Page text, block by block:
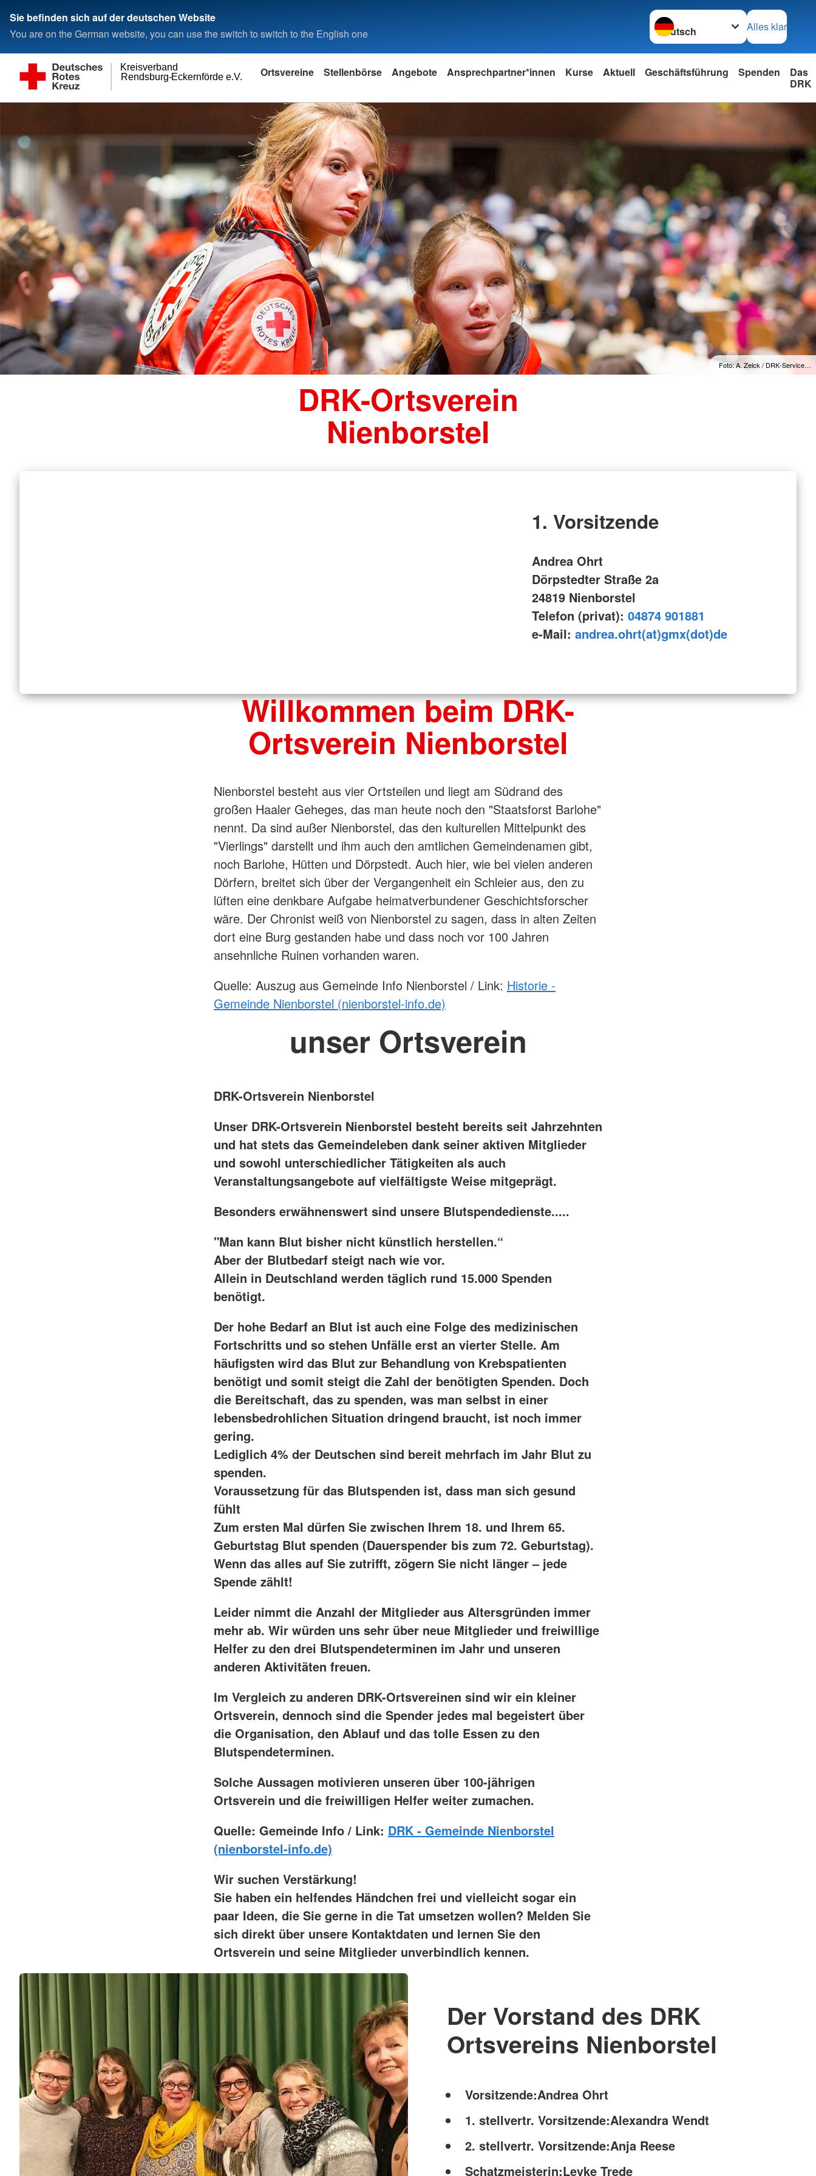
Sie befinden sich auf der deutschen Website
You are on the German website, you can use the switch to switch to the English one
Sprache wechseln zu
Alles klar
Rendsburg-Eckernförde e.V.
Kreisverband Ortsvereine Stellenbörse Angebote Ansprechpartner*innen Kurse Aktuell Geschäftsführung Spenden
Das
DRK
Foto: A. Zelck / DRK-Service…
DRK-Ortsverein
Nienborstel
1. Vorsitzende
Andrea Ohrt
Dörpstedter Straße 2a
24819 Nienborstel
Telefon (privat): 04874 901881
e-Mail: andrea.ohrt(at)gmx(dot)de
Willkommen beim DRK-
Ortsverein Nienborstel
Nienborstel besteht aus vier Ortsteilen und liegt am Südrand des
großen Haaler Geheges, das man heute noch den "Staatsforst Barlohe"
nennt. Da sind außer Nienborstel, das den kulturellen Mittelpunkt des
"Vierlings" darstellt und ihm auch den amtlichen Gemeindenamen gibt,
noch Barlohe, Hütten und Dörpstedt. Auch hier, wie bei vielen anderen
Dörfern, breitet sich über der Vergangenheit ein Schleier aus, den zu
lüften eine denkbare Aufgabe heimatverbundener Geschichtsforscher
wäre. Der Chronist weiß von Nienborstel zu sagen, dass in alten Zeiten
dort eine Burg gestanden habe und dass noch vor 100 Jahren
ansehnliche Ruinen vorhanden waren.
Quelle: Auszug aus Gemeinde Info Nienborstel / Link: Historie -
Gemeinde Nienborstel (nienborstel-info.de)
unser Ortsverein
DRK-Ortsverein Nienborstel
Unser DRK-Ortsverein Nienborstel besteht bereits seit Jahrzehnten
und hat stets das Gemeindeleben dank seiner aktiven Mitglieder
und sowohl unterschiedlicher Tätigkeiten als auch
Veranstaltungsangebote auf vielfältigste Weise mitgeprägt.
Besonders erwähnenswert sind unsere Blutspendedienste.....
"Man kann Blut bisher nicht künstlich herstellen.“
Aber der Blutbedarf steigt nach wie vor.
Allein in Deutschland werden täglich rund 15.000 Spenden
benötigt.
Der hohe Bedarf an Blut ist auch eine Folge des medizinischen
Fortschritts und so stehen Unfälle erst an vierter Stelle. Am
häufigsten wird das Blut zur Behandlung von Krebspatienten
benötigt und somit steigt die Zahl der benötigten Spenden. Doch
die Bereitschaft, das zu spenden, was man selbst in einer
lebensbedrohlichen Situation dringend braucht, ist noch immer
gering.
Lediglich 4% der Deutschen sind bereit mehrfach im Jahr Blut zu
spenden.
Voraussetzung für das Blutspenden ist, dass man sich gesund
fühlt
Zum ersten Mal dürfen Sie zwischen Ihrem 18. und Ihrem 65.
Geburtstag Blut spenden (Dauerspender bis zum 72. Geburtstag).
Wenn das alles auf Sie zutrifft, zögern Sie nicht länger – jede
Spende zählt!
Leider nimmt die Anzahl der Mitglieder aus Altersgründen immer
mehr ab. Wir würden uns sehr über neue Mitglieder und freiwillige
Helfer zu den drei Blutspendeterminen im Jahr und unseren
anderen Aktivitäten freuen.
Im Vergleich zu anderen DRK-Ortsvereinen sind wir ein kleiner
Ortsverein, dennoch sind die Spender jedes mal begeistert über
die Organisation, den Ablauf und das tolle Essen zu den
Blutspendeterminen.
Solche Aussagen motivieren unseren über 100-jährigen
Ortsverein und die freiwilligen Helfer weiter zumachen.
Quelle: Gemeinde Info / Link: DRK - Gemeinde Nienborstel
(nienborstel-info.de)
Wir suchen Verstärkung!
Sie haben ein helfendes Händchen frei und vielleicht sogar ein
paar Ideen, die Sie gerne in die Tat umsetzen wollen? Melden Sie
sich direkt über unsere Kontaktdaten und lernen Sie den
Ortsverein und seine Mitglieder unverbindlich kennen.
Der Vorstand des DRK
Ortsvereins Nienborstel
Vorsitzende:Andrea Ohrt
1. stellvertr. Vorsitzende:Alexandra Wendt
2. stellvertr. Vorsitzende:Anja Reese
Schatzmeisterin:Levke Trede